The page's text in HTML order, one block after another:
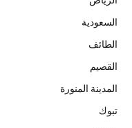
السعودية
الطائف
القصيم
المدينة المنورة
تبوك